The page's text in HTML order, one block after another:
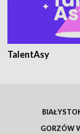
TalentAsy
GORZÓW